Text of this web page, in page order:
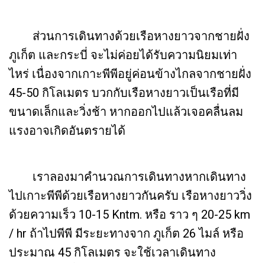
ส่วนการเดินทางด้วยเรือหางยาวจากชายฝั่ง
ภูเก็ต และกระบี่ จะไม่ค่อยได้รับความนิยมเท่า
ไหร่ เนื่องจากเกาะพีพีอยู่ค่อนข้างไกลจากชายฝั่ง
45-50 กิโลเมตร บวกกับเรือหางยาวเป็นเรือที่มี
ขนาดเล็กและวิ่งช้า หากออกไปแล้วเจอคลื่นลม
แรงอาจเกิดอันตรายได้
เราลองมาคำนวณการเดินทางหากเดินทาง
ไปเกาะพีพีด้วยเรือหางยาวกันครับ เรือหางยาววิ่ง
ด้วยความเร็ว 10-15 Kntm. หรือ ราว ๆ 20-25 km
/ hr ถ้าไปพีพี มีระยะทางจาก ภูเก็ต 26 ไมล์ หรือ
ประมาณ 45 กิโลเมตร จะใช้เวลาเดินทาง